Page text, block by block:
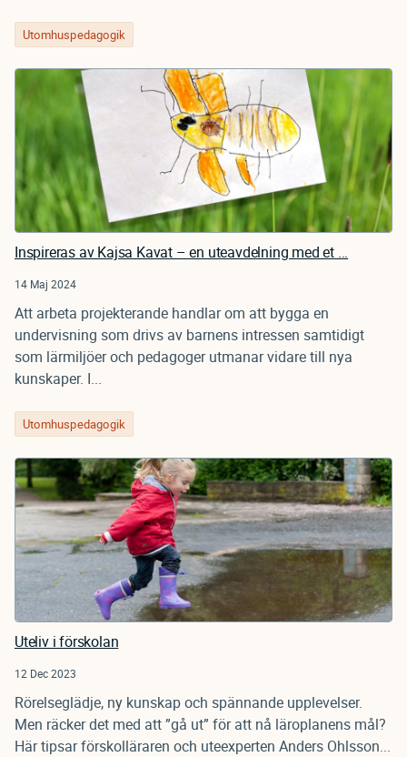
Utomhuspedagogik
Inspireras av Kajsa Kavat – en uteavdelning med et ...
14 Maj 2024
Att arbeta projekterande handlar om att bygga en
undervisning som drivs av barnens intressen samtidigt
som lärmiljöer och pedagoger utmanar vidare till nya
kunskaper. I...
Utomhuspedagogik
Uteliv i förskolan
12 Dec 2023
Rörelseglädje, ny kunskap och spännande upplevelser.
Men räcker det med att ”gå ut” för att nå läroplanens mål?
Här tipsar förskolläraren och uteexperten Anders Ohlsson...